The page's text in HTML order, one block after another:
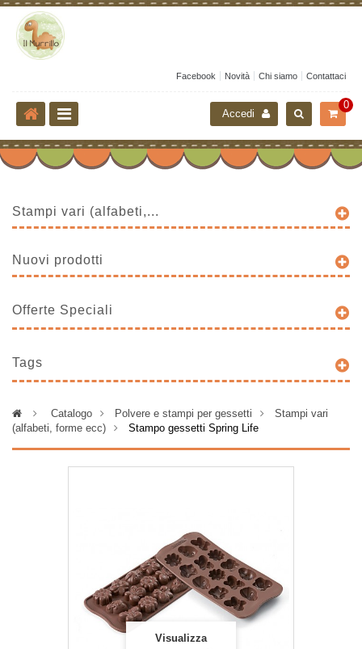
Facebook Novità Chi siamo Contattaci
0
Accedi
Stampi vari (alfabeti,...
Nuovi prodotti
Offerte Speciali
Tags
> Catalogo > Polvere e stampi per gessetti >
Stampi vari
(alfabeti, forme ecc)
> Stampo gessetti Spring Life
Visualizza